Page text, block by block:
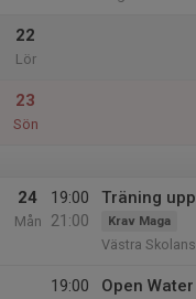
22
Lör
23
Sön
24
Mån
19:00
21:00
Träning
Krav Maga
Västra
19:00
Open